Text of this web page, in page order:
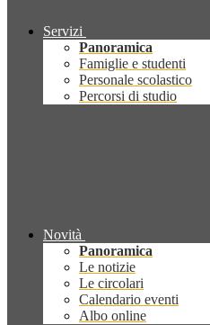
Servizi
Panoramica
Famiglie e studenti
Personale scolastico
Percorsi di studio
Novità
Panoramica
Le notizie
Le circolari
Calendario eventi
Albo online